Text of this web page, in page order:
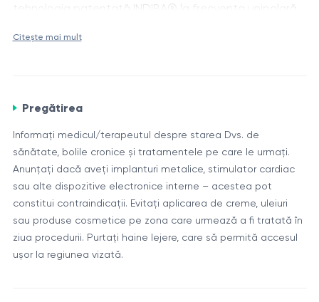
tehnologia patentată INDIBA® la frecvența unipolară
inflamația și ameliorând durerea, atât în estetică, cât
și în fizioterapie și medicină sportivă.
Mecanism de acțiune
Microcirculația și oxigenarea celulară
Sinteza de colagen și elastină
Drenajul limfatic și detoxifierea tisulară
Reducerea inflamației și edemelor
Regenerarea accelerată a țesuturilor post-
traumatice sau chirurgicale.
Componente și detalii
Dispozitiv INDIBA® Elite NS – sistem RF monopolar
medical, frecvență 448 kHz
Capete de tratament dedicate pentru față, corp,
Citește mai mult
Pregătirea
Informați medicul/terapeutul despre starea Dvs. de
sănătate, bolile cronice și tratamentele pe care le urmați.
Anunțați dacă aveți implanturi metalice, stimulator cardiac
sau alte dispozitive electronice interne – acestea pot
constitui contraindicații. Evitați aplicarea de creme, uleiuri
sau produse cosmetice pe zona care urmează a fi tratată în
ziua procedurii. Purtați haine lejere, care să permită accesul
ușor la regiunea vizată.